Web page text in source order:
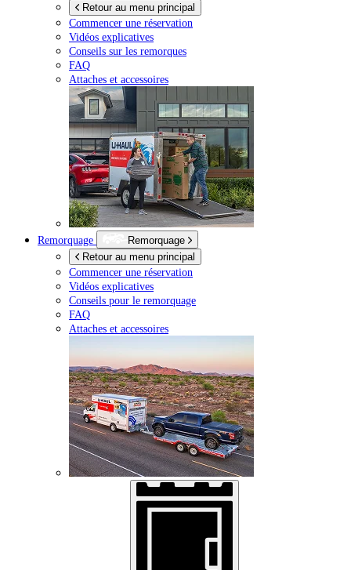
Retour au menu principal
Commencer une réservation
Vidéos explicatives
Conseils sur les remorques
FAQ
Attaches et accessoires
Remorquage
Remorquage
Retour au menu principal
Commencer une réservation
Vidéos explicatives
Conseils pour le remorquage
FAQ
Attaches et accessoires